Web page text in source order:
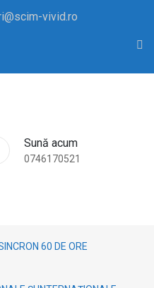
vivid.ro
Sună acum
0746170521
60 DE ORE